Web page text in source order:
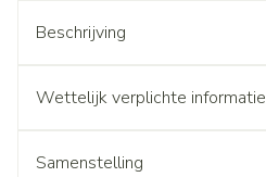
Beschrijving
Wettelijk verplichte informatie
Samenstelling